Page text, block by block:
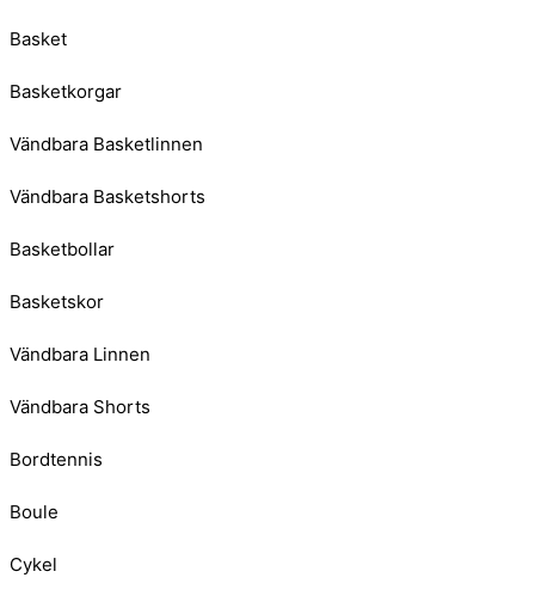
Basket
Basketkorgar
Vändbara Basketlinnen
Vändbara Basketshorts
Basketbollar
Basketskor
Vändbara Linnen
Vändbara Shorts
Bordtennis
Boule
Cykel